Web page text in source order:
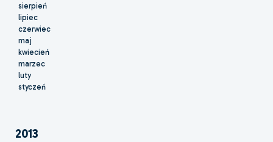
sierpień
lipiec
czerwiec
maj
kwiecień
marzec
luty
styczeń
2013